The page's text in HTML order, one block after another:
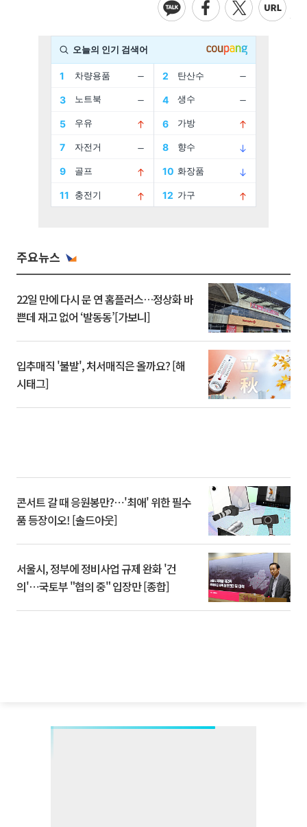
주요뉴스
22일 만에 다시 문 연 홈플러스…정상화 바
쁜데 재고 없어 ‘발동동’[가보니]
입추매직 '불발', 처서매직은 올까요? [해
시태그]
콘서트 갈 때 응원봉만?⋯'최애' 위한 필수
품 등장이오! [솔드아웃]
서울시, 정부에 정비사업 규제 완화 '건
의'⋯국토부 "협의 중" 입장만 [종합]